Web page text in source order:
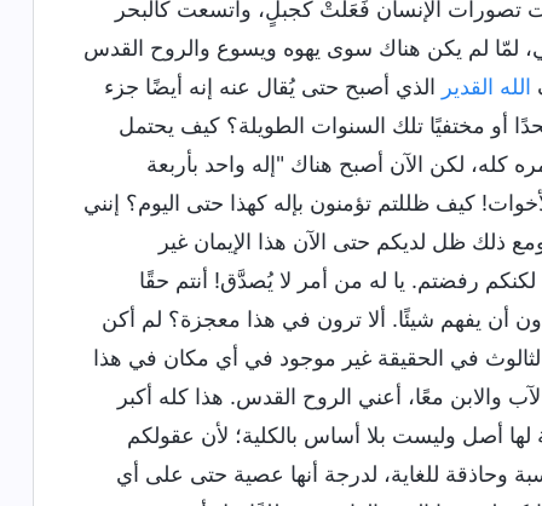
تصورات الإنسان فَعَلَتْ كجبلٍ، واتسعت كالبحر
لمّا لم يكن هناك سوى يهوه ويسوع والروح القدس
الله القدير الذي أصبح حتى يُقال عنه إنه أيضًا جزء
أو مختفيًا تلك السنوات الطويلة؟ كيف يحتمل
كله، لكن الآن أصبح هناك "إله واحد بأربعة
كيف ظللتم تؤمنون بإله كهذا حتى اليوم؟ إنني
ذلك ظل لديكم حتى الآن هذا الإيمان غير
لكنكم رفضتم. يا له من أمر لا يُصدَّق! أنتم حقًا
أن يفهم شيئًا. ألا ترون في هذا معجزة؟ لم أكن
في الحقيقة غير موجود في أي مكان في هذا
والابن معًا، أعني الروح القدس. هذا كله أكبر
أصل وليست بلا أساس بالكلية؛ لأن عقولكم
وحاذقة للغاية، لدرجة أنها عصية حتى على أي